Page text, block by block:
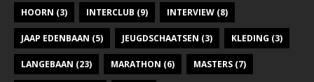
HOORN (3) INTERCLUB (9) INTERVIEW (8)
JAAP EDENBAAN (5) JEUGDSCHAATSEN (3) KLEDING (3)
LANGEBAAN (23) MARATHON (6) MASTERS (7)